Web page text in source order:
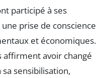
participé à ses
prise de conscience
et économiques.
avoir changé
sa sensibilisation,